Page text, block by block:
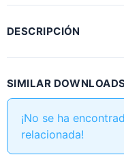
DESCRIPCIÓN
SIMILAR
¡No se ha
relacionada!